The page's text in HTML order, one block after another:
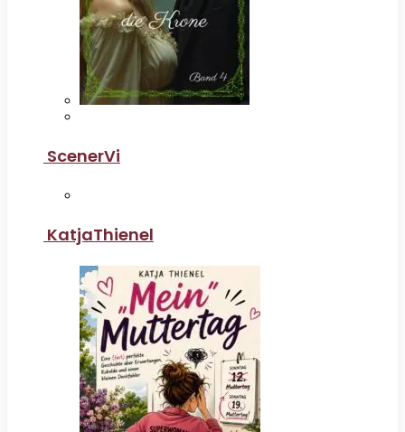
ScenerVi
KatjaThienel